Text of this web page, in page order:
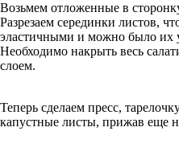
Возьмем отложенные в
Разрезаем серединки листов,
эластичными и можно было их
Необходимо накрыть весь
слоем.
Теперь сделаем пресс,
капустные листы, прижав еще